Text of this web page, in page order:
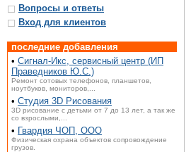
Вопросы и ответы
Вход для клиентов
последние добавления
• Сигнал-Икс, сервисный центр (ИП
Праведников Ю.С.)
Ремонт сотовых телефонов, планшетов,
ноутбуков, мониторов,...
• Студия 3D Рисования
3D рисование с детьми от 7 до 13 лет, а так же
со взрослыми,...
• Гвардия ЧОП, ООО
Физическая охрана объектов сопровождение
грузов.